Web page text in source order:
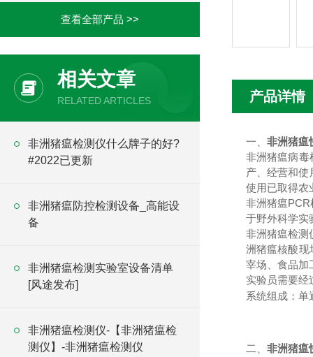
查看全部产品 >>
相关文章
RELATED ARTICLES
非洲猪瘟检测仪什么牌子的好?
#2022已更新
非洲猪瘟防控检测设备_高能设
备
非洲猪瘟检测实验室设备清单
[风途发布]
非洲猪瘟检测仪-【非洲猪瘟检
测仪】-非洲猪瘟检测仪
产品详情
一、 非洲猪瘟
非洲猪瘟病毒
产、经营和
使用已取得农
非洲猪瘟
于野外科学实
非洲猪瘟检测
洲猪瘟核酸现
宰场、食品加
实验员需要经
系统组成：单
二、 非洲猪瘟